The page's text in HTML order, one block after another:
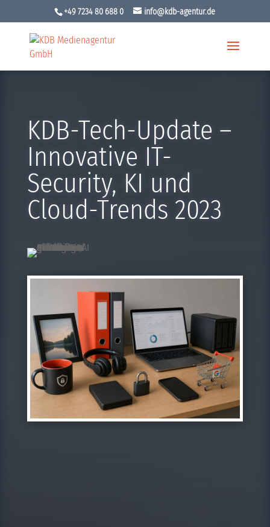
+49 7234 80 688 0 info@kdb-agentur.de
KDB-Tech-Update –
Innovative IT-
Security, KI und
Cloud-Trends 2023